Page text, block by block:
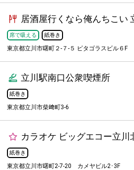
居酒屋行くなら俺んちこい
席で吸える 紙巻き
東京都立川市曙町２-７-５ ピタゴラスビル６F
立川駅南口公衆喫煙所
紙巻き
東京都立川市柴﨑町3-6
カラオケ ビッグエコー立川
紙巻き
東京都立川市曙町2-7-20 カメヤビル2･3F